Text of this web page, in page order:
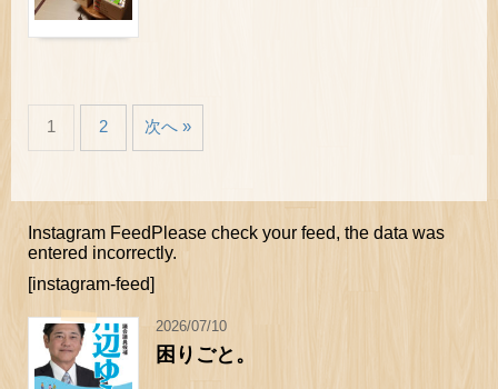
1 2 次へ »
Instagram FeedPlease check your feed, the data was
entered incorrectly.
[instagram-feed]
2026/07/10
困りごと。